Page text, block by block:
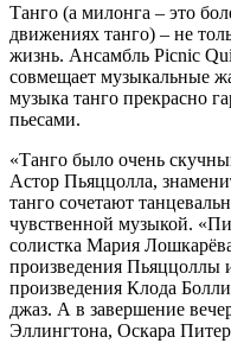
Танго (а милонга – это
движениях танго) – не
жизнь. Ансамбль Picnic
совмещает музыкальные
музыка танго прекрасно
пьесами.
«Танго было очень
Астор Пьяццолла,
танго сочетают
чувственной музыкой.
солистка Мария
произведения Пьяццоллы
произведения Клода
джаз. А в завершение
Эллингтона, Оскара